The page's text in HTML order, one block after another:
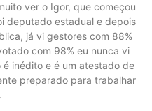
ver o Igor, que começou
deputado estadual e depois
já vi gestores com 88%
com 98% eu nunca vi
é inédito e é um atestado de
preparado para trabalhar